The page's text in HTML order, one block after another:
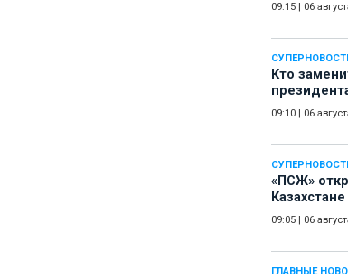
09:15 06
Кто
09:10 06
«ПСЖ»
Казахстане
09:05 06
ГЛАВНЫЕ